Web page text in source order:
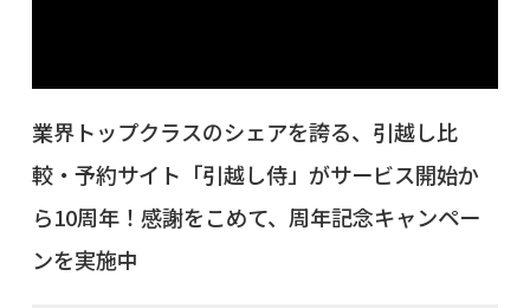
業界トップクラスのシェアを誇る、引越し比
較・予約サイト「引越し侍」がサービス開始か
ら10周年！感謝をこめて、周年記念キャンペー
ンを実施中